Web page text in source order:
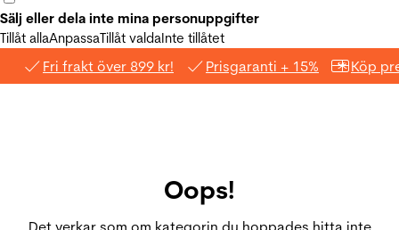
Sälj eller dela inte mina personuppgifter
Tillåt allaAnpassaTillåt valdaInte tillåtet
Fri frakt över 899 kr! Prisgaranti + 15% Köp
Oops!
Det verkar som om kategorin du hoppades hitta inte